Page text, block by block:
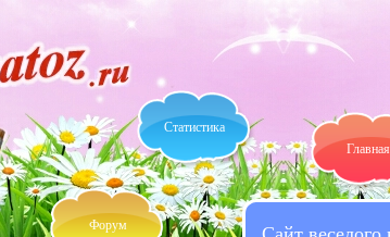
Главная
Форум
Статистика